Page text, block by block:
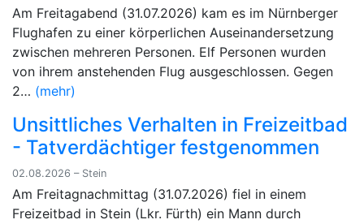
Am Freitagabend (31.07.2026) kam es im Nürnberger
Flughafen zu einer körperlichen Auseinandersetzung
zwischen mehreren Personen. Elf Personen wurden
von ihrem anstehenden Flug ausgeschlossen. Gegen
2… (mehr)
Unsittliches Verhalten in Freizeitbad
- Tatverdächtiger festgenommen
02.08.2026 – Stein
Am Freitagnachmittag (31.07.2026) fiel in einem
Freizeitbad in Stein (Lkr. Fürth) ein Mann durch